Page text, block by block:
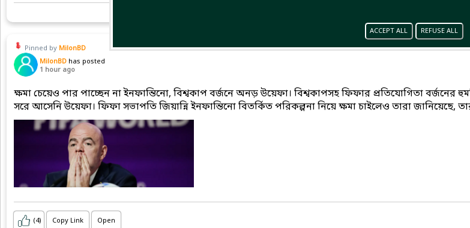
ACCEPT ALL REFUSE ALL
Pinned by MilonBD
MilonBD has posted
1 hour ago
ক্ষমা চেয়েও পার পাচ্ছেন না ইনফান্তিনো, বিশ্বকাপ বর্জনে অনড় উয়েফা। বিশ্বকাপসহ ফিফার প্রতিযোগিতা বর্জনের
সরে আসেনি উয়েফা। ফিফা সভাপতি জিয়ান্নি ইনফান্তিনো বিতর্কিত পরিকল্পনা নিয়ে ক্ষমা চাইলেও তারা জানিয়েছে,
(4) Copy Link Open